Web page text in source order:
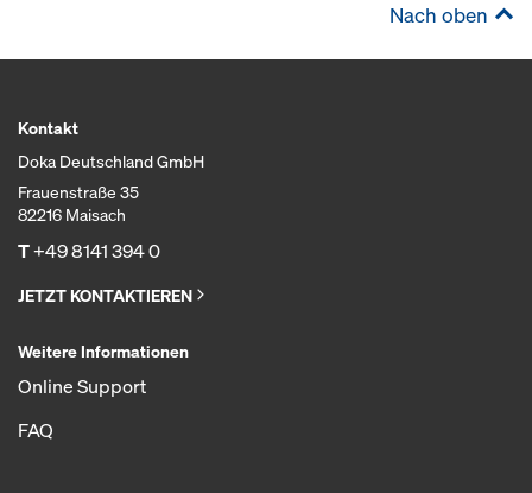
Nach oben
Kontakt
Doka Deutschland GmbH
Frauenstraße 35
82216 Maisach
T+49 8141 394 0
JETZT KONTAKTIEREN
Weitere Informationen
Online Support
FAQ